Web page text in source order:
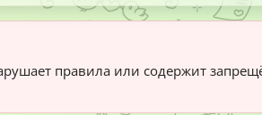
правила или содержит